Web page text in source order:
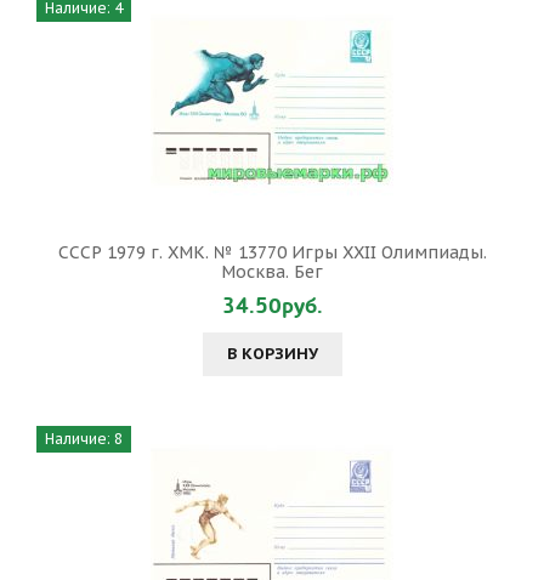
Наличие: 4
СССР 1979 г. ХМК. № 13770 Игры XXII Олимпиады.
Москва. Бег
34.50руб.
В КОРЗИНУ
Наличие: 8